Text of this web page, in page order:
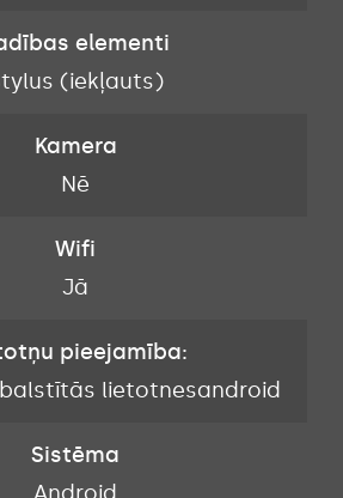
elementi
(iekļauts)
Kamera
Nē
Wifi
Jā
pieejamība:
lietotnesandroid
Sistēma